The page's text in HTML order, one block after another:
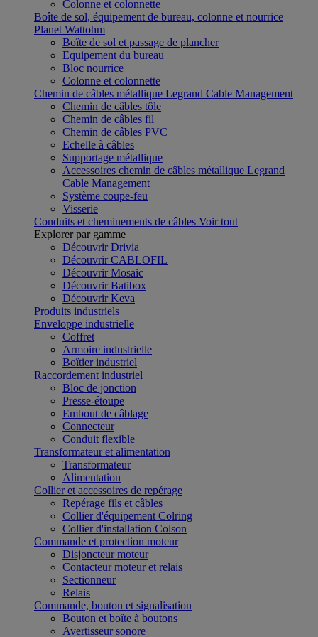
Colonne et colonnette
Boîte de sol, équipement de bureau, colonne et nourrice
Planet Wattohm
Boîte de sol et passage de plancher
Equipement du bureau
Bloc nourrice
Colonne et colonnette
Chemin de câbles métallique Legrand Cable Management
Chemin de câbles tôle
Chemin de câbles fil
Chemin de câbles PVC
Echelle à câbles
Supportage métallique
Accessoires chemin de câbles métallique Legrand
Cable Management
Système coupe-feu
Visserie
Conduits et cheminements de câbles Voir tout
Explorer par gamme
Découvrir Drivia
Découvrir CABLOFIL
Découvrir Mosaic
Découvrir Batibox
Découvrir Keva
Produits industriels
Enveloppe industrielle
Coffret
Armoire industrielle
Boîtier industriel
Raccordement industriel
Bloc de jonction
Presse-étoupe
Embout de câblage
Connecteur
Conduit flexible
Transformateur et alimentation
Transformateur
Alimentation
Collier et accessoires de repérage
Repérage fils et câbles
Collier d'équipement Colring
Collier d'installation Colson
Commande et protection moteur
Disjoncteur moteur
Contacteur moteur et relais
Sectionneur
Relais
Commande, bouton et signalisation
Bouton et boîte à boutons
Avertisseur sonore